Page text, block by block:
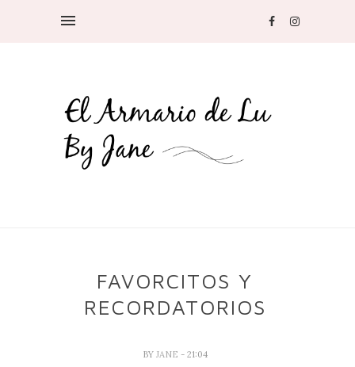
FAVORCITOS Y
RECORDATORIOS
BY JANE - 21:04